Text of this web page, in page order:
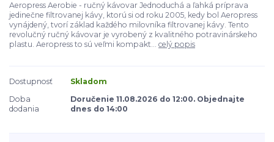
Aeropress Aerobie - ručný kávovar Jednoduchá a ľahká príprava
jedinečne filtrovanej kávy, ktorú si od roku 2005, kedy bol Aeropress
vynájdený, tvorí základ každého milovníka filtrovanej kávy. Tento
revolučný ručný kávovar je vyrobený z kvalitného potravinárskeho
plastu. Aeropress to sú veľmi kompakt... celý popis
Dostupnosť
Skladom
Doba
dodania
Doručenie 11.08.2026 do 12:00. Objednajte
dnes do 14:00